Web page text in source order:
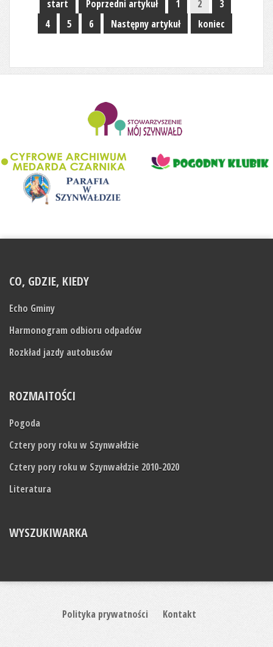
start Poprzedni artykuł 1 2
3
4
5 6 Następny artykuł koniec
CO, GDZIE, KIEDY
Echo Gminy
Harmonogram odbioru odpadów
Rozkład jazdy autobusów
ROZMAITOŚCI
Pogoda
Cztery pory roku w Szynwałdzie
Cztery pory roku w Szynwałdzie 2010-2020
Literatura
WYSZUKIWARKA
Polityka prywatności Kontakt